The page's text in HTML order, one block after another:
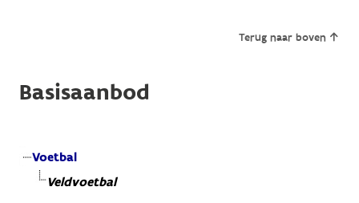
Terug naar boven
Basisaanbod
Voetbal
Veldvoetbal